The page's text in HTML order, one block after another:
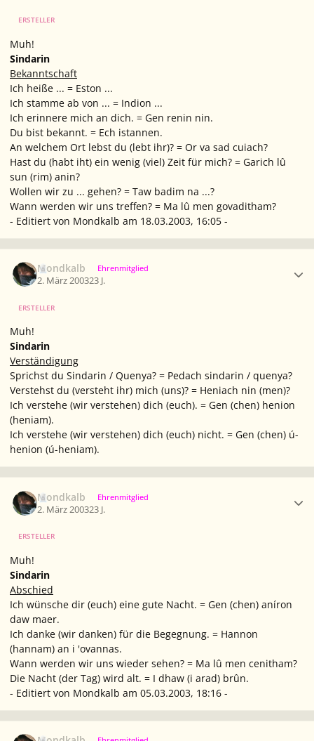
ERSTELLER
Muh!
Sindarin
Bekanntschaft
Ich heiße ... = Eston ...
Ich stamme ab von ... = Indion ...
Ich erinnere mich an dich. = Gen renin nin.
Du bist bekannt. = Ech istannen.
An welchem Ort lebst du (lebt ihr)? = Or va sad cuiach?
Hast du (habt iht) ein wenig (viel) Zeit für mich? = Garich lû
sun (rim) anin?
Wollen wir zu ... gehen? = Taw badim na ...?
Wann werden wir uns treffen? = Ma lû men govaditham?
- Editiert von Mondkalb am 18.03.2003, 16:05 -
Mondkalb Ehrenmitglied
2. März 200323 J.
ERSTELLER
Muh!
Sindarin
Verständigung
Sprichst du Sindarin / Quenya? = Pedach sindarin / quenya?
Verstehst du (versteht ihr) mich (uns)? = Heniach nin (men)?
Ich verstehe (wir verstehen) dich (euch). = Gen (chen) henion
(heniam).
Ich verstehe (wir verstehen) dich (euch) nicht. = Gen (chen) ú-
henion (ú-heniam).
Mondkalb Ehrenmitglied
2. März 200323 J.
ERSTELLER
Muh!
Sindarin
Abschied
Ich wünsche dir (euch) eine gute Nacht. = Gen (chen) aníron
daw maer.
Ich danke (wir danken) für die Begegnung. = Hannon
(hannam) an i 'ovannas.
Wann werden wir uns wieder sehen? = Ma lû men cenitham?
Die Nacht (der Tag) wird alt. = I dhaw (i arad) brûn.
- Editiert von Mondkalb am 05.03.2003, 18:16 -